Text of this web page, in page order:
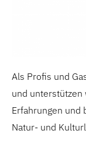
Als Profis und
und unterstützen
Erfahrungen und
Natur- und